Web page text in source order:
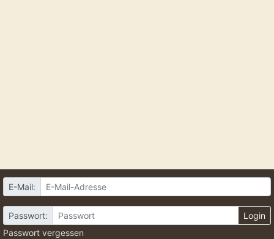
E-Mail:
Passwort:
Login
Passwort vergessen